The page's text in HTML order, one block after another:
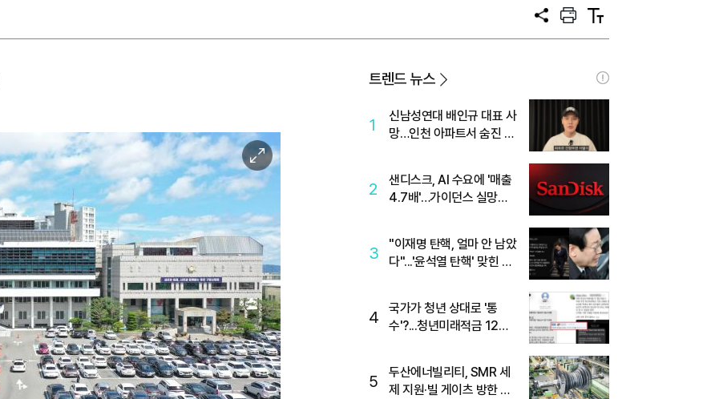
공
프
트
텍
트
이
미
지
확
대
트렌드 뉴스
1
신남성연대 배인규 대표 사
망…인천 아파트서 숨진 채
2
샌디스크, AI 수요에 '매출
4.7배'…가이던스 실망에
3
"이재명 탄핵, 얼마 안 남았
다"...'윤석열 탄핵' 맞힌 무
4
국가가 청년 상대로 '통
수'?...청년미래적금 12%
5
두산에너빌리티, SMR 세
제 지원·빌 게이츠 방한 기